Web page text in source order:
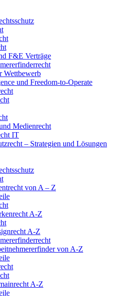
F&E Verträge
Wettbewerb
und Freedom-to-Operate
Medienrecht
IT
– Strategien und Lösungen
von A – Z
A-Z
A-Z
von A-Z
A-Z